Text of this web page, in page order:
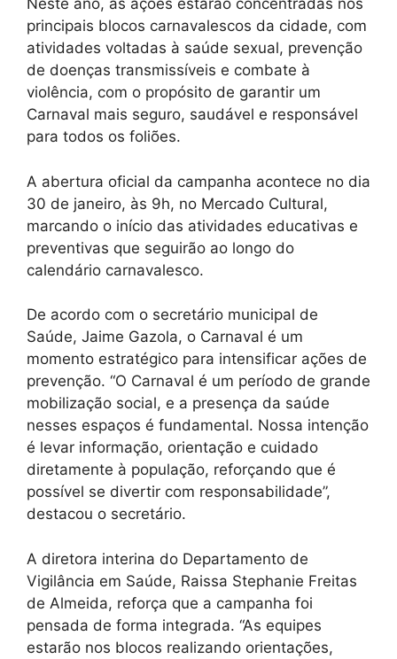
Neste ano, as ações estarão concentradas nos
principais blocos carnavalescos da cidade, com
atividades voltadas à saúde sexual, prevenção
de doenças transmissíveis e combate à
violência, com o propósito de garantir um
Carnaval mais seguro, saudável e responsável
para todos os foliões.
A abertura oficial da campanha acontece no dia
30 de janeiro, às 9h, no Mercado Cultural,
marcando o início das atividades educativas e
preventivas que seguirão ao longo do
calendário carnavalesco.
De acordo com o secretário municipal de
Saúde, Jaime Gazola, o Carnaval é um
momento estratégico para intensificar ações de
prevenção. “O Carnaval é um período de grande
mobilização social, e a presença da saúde
nesses espaços é fundamental. Nossa intenção
é levar informação, orientação e cuidado
diretamente à população, reforçando que é
possível se divertir com responsabilidade”,
destacou o secretário.
A diretora interina do Departamento de
Vigilância em Saúde, Raissa Stephanie Freitas
de Almeida, reforça que a campanha foi
pensada de forma integrada. “As equipes
estarão nos blocos realizando orientações,